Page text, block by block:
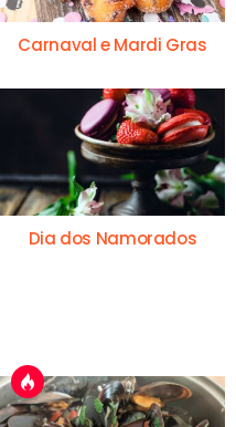
Carnaval e Mardi Gras
Dia dos Namorados